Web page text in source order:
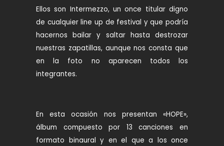
Ellos son Intermezzo, un once titular digno
de cualquier line up de festival y que podría
hacernos bailar y saltar hasta destrozar
nuestras zapatillas, aunque nos consta que
en la foto no aparecen todos los
integrantes.
En esta ocasión nos presentan «HOPE»,
álbum compuesto por 13 canciones en
formato binaural y en el que a los once